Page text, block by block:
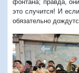
фонтана; правда,
это случится! И
обязательно
1/35